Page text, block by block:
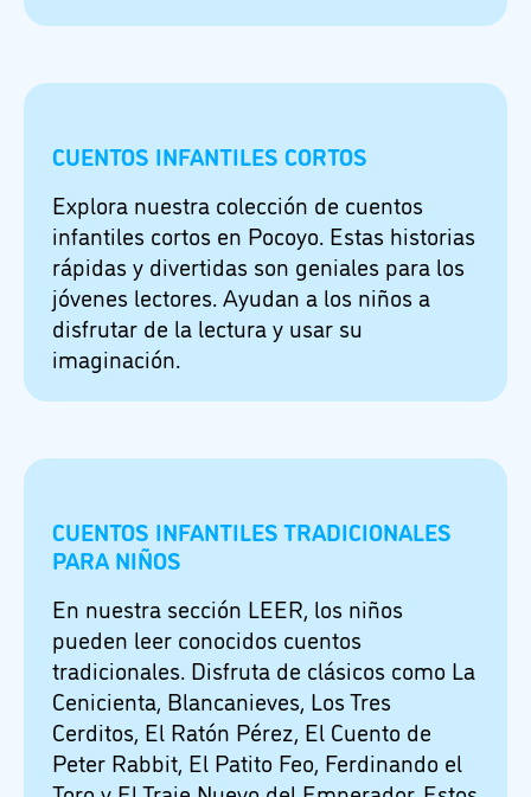
CUENTOS INFANTILES CORTOS
Explora nuestra colección de cuentos
infantiles cortos en Pocoyo. Estas historias
rápidas y divertidas son geniales para los
jóvenes lectores. Ayudan a los niños a
disfrutar de la lectura y usar su
imaginación.
CUENTOS INFANTILES TRADICIONALES
PARA NIÑOS
En nuestra sección LEER, los niños
pueden leer conocidos cuentos
tradicionales. Disfruta de clásicos como La
Cenicienta, Blancanieves, Los Tres
Cerditos, El Ratón Pérez, El Cuento de
Peter Rabbit, El Patito Feo, Ferdinando el